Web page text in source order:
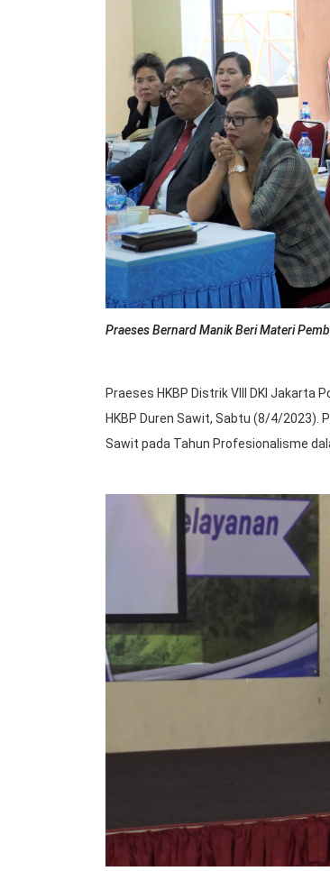
Praeses Bernard Manik Beri Materi
Praeses HKBP Distrik VIII DKI Jakarta
HKBP Duren Sawit, Sabtu (8/4/2023).
Sawit pada Tahun Profesionalisme